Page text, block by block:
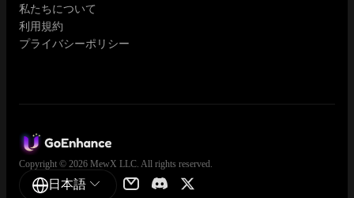
私たちについて
利用規約
プライバシーポリシー
Copyright © 2026 MewX LLC. All rights reserved.
日本語